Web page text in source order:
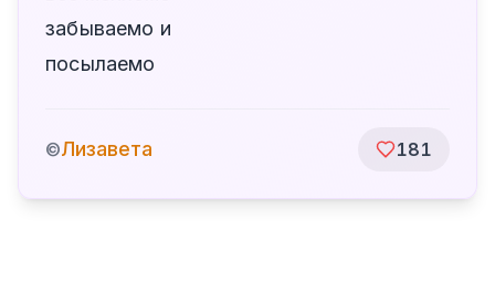
забываемо и
посылаемо
©Лизавета 181